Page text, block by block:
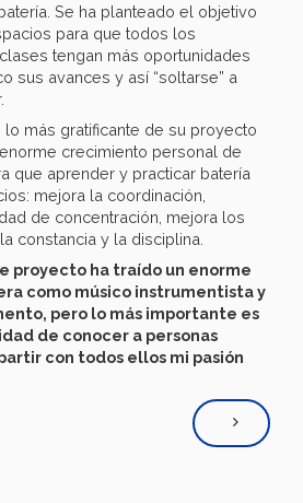
Se ha planteado el objetivo
para que todos los
tengan más oportunidades
sus avances y así “soltarse” a
más gratificante de su proyecto
crecimiento personal de
que aprender y practicar batería
mejora la coordinación,
de concentración, mejora los
constancia y la disciplina.
proyecto ha traído un enorme
como músico instrumentista y
pero lo más importante es
de conocer a personas
con todos ellos mi pasión